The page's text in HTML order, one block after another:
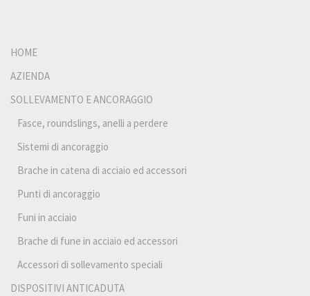
HOME
AZIENDA
SOLLEVAMENTO E ANCORAGGIO
Fasce, roundslings, anelli a perdere
Sistemi di ancoraggio
Brache in catena di acciaio ed accessori
Punti di ancoraggio
Funi in acciaio
Brache di fune in acciaio ed accessori
Accessori di sollevamento speciali
DISPOSITIVI ANTICADUTA